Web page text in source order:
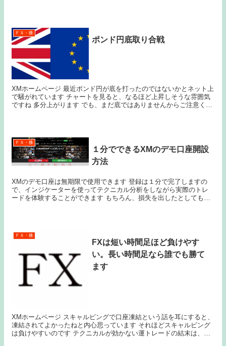
ＦＸ・株
ポンド円底取り合戦
XMホームページ 最近ポンド円が底を打ったのではないかとネット上
で騒がれています チャートを見ると、なるほど上昇しそうな雰囲気
ですね 多分上がります でも、まだ底ではありませんからご注意くだ
ＦＸ・株
１分でできるXMのデモ口座開設
方法
XMのデモ口座は無期限で使用できます 登録は１分で完了しますの
で、インジケーターを使ってテクニカル分析をしながら実際のトレ
ードを体験することができます もちろん、損失を出したとしてもデ
ＦＸ・株
FXは短い時間足ほど負けやす
い。長い時間足なら誰でも勝て
ます
XMホームページ スキャルピングで口座凍結という話を耳にすると、
凍結されてよかったねと内心思っています それほどスキャルピング
は負けやすいのです テクニカルが効かない運トレードの結末は、FX